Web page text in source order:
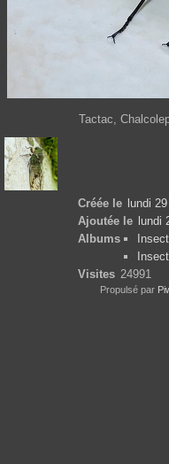
Tactac,
Créée le
lundi
Ajoutée le
lundi
Albums
Visites 24991
Propulsé par